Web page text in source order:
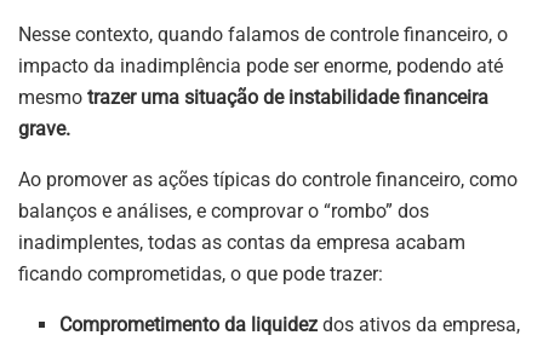
Nesse contexto, quando falamos de controle financeiro, o
impacto da inadimplência pode ser enorme, podendo até
mesmo trazer uma situação de instabilidade financeira
grave.
Ao promover as ações típicas do controle financeiro, como
balanços e análises, e comprovar o “rombo” dos
inadimplentes, todas as contas da empresa acabam
ficando comprometidas, o que pode trazer:
Comprometimento da liquidezdos ativos da empresa,